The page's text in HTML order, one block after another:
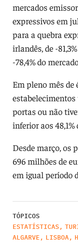
mercados
expressivos em
para a quebra
irlandês, de -
-78,4% do
Em pleno mês de
portas ou não
inferior aos 48,1%
Desde março, os
696 milhões de
em igual período
TÓPICOS
ESTATÍSTICAS ,
ALGARVE , LISBOA,